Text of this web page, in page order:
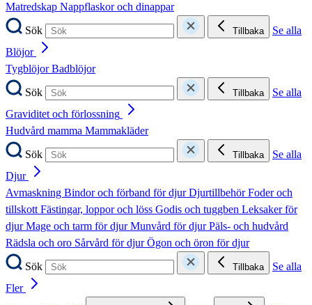
Matredskap Nappflaskor och dinappar
Sök
Tillbaka
Se alla
Blöjor
TygblöjorBadblöjor
Sök
Tillbaka
Se alla
Graviditet och förlossning
Hudvård mamma Mammakläder
Sök
Tillbaka
Se alla
Djur
Avmaskning Bindor och förband för djurDjurtillbehörFoder och
tillskottFästingar, loppor och löss Godis och tuggben Leksaker för
djurMage och tarm för djurMunvård för djurPäls- och hudvård
Rädsla och oro Sårvård för djurÖgon och öron för djur
Sök
Tillbaka
Se alla
Fler